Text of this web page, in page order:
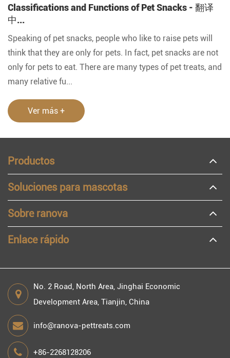
Classifications and Functions of Pet Snacks - 翻译
中...
Speaking of pet snacks, people who like to raise pets will
think that they are only for pets. In fact, pet snacks are not
only for pets to eat. There are many types of pet treats, and
many relative fu...
Ver más +
Productos
Soluciones para mascotas
Sobre ranova
Enlace rápido
No. 2 Road, North Area, Jinghai Economic
Development Area, Tianjin, China
info@ranova-pettreats.com
+86-2268128206